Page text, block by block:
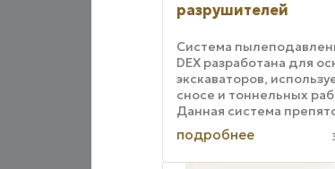
разрушителей
Система
DEX разработана для
экскаваторов,
сносе и тоннельных
Данная система
попаданию пыли в
важные части рабочих
тем самым утраивая
подробнее